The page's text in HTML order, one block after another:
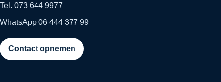
Tel. 073 644 9977
WhatsApp 06 444 377 99
Contact opnemen